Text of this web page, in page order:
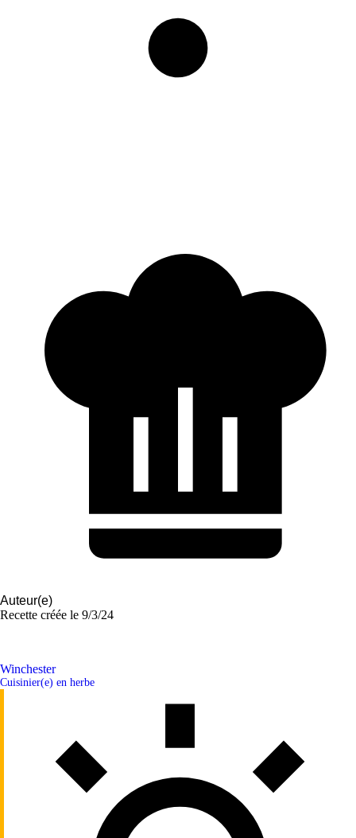
Auteur(e)
Recette créée le 9/3/24
Winchester
Cuisinier(e) en herbe